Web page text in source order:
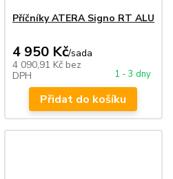
Příčníky ATERA Signo RT ALU
4 950 Kč/sada
4 090,91 Kč bez
DPH
1 - 3 dny
Přidat do košíku